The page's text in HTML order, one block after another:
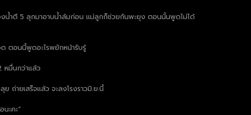
น้ำตี 5 ลุกมาอาบน้ำล้มก่อน แม่ลูกก็ช่วยกันพะยุง ตอนนั้นพูดไม่ได้
ตอนนี้พูดอะไรพยักหน้ารับรู้
หมื่นกว่าแล้ว
ถ่ายเสร็จแล้ว จะลงโรงราวมิ.ย.นี้
ะคะ”